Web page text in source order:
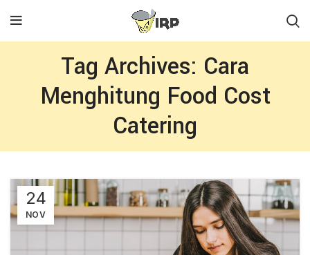
Tag Archives: Cara
Menghitung Food Cost
Catering
24
NOV